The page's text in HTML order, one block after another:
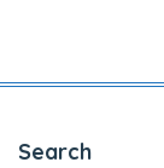
Search